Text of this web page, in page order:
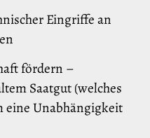
Eingriffe an
fördern –
Saatgut (welches
eine Unabhängigkeit